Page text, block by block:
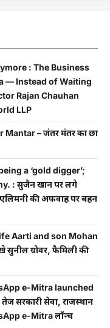
: The Business
— Instead of Waiting
Rajan Chauhan
LLP
– जंतर मंतर का छात्र
a ‘gold digger’;
: सुजैन खान पर लगे
की अफवाह पर बहन
Aarti and son Mohan
सुनील ग्रोवर, फैमिली की
e-Mitra launched
सरकारी सेवा, राजस्थान
e-Mitra लॉन्च